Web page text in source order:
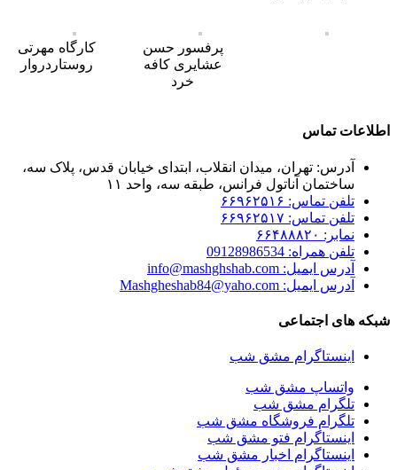
پرفسور حسن
عشایری کافه
خرد
کارگاه مهرتی
روستاردروار
اطلاعات تماس
آدرس: تهران، میدان انقلاب، ابتدای خیابان قدس، پلاک سه،
ساختمان آناتول فرانس، طبقه سه، واحد ۱۱
تلفن تماس: ۶۶۹۶۲۵۱۶
تلفن تماس: ۶۶۹۶۲۵۱۷
نمابر: ۶۶۴۸۸۸۲۰
تلفن همراه: 09128986534
آدرس ایمیل: info@mashghshab.com
آدرس ایمیل: Mashgheshab84@yaho.com
شبکه های اجتماعی
اینستاگرام مشق شب
واتساپ مشق شب
تلگرام مشق شب
تلگرام فروشگاه مشق شب
اینستاگرام فتو مشق شب
اینستاگرام اخبار مشق شب